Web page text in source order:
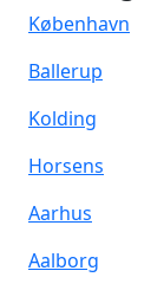
København
Ballerup
Kolding
Horsens
Aarhus
Aalborg